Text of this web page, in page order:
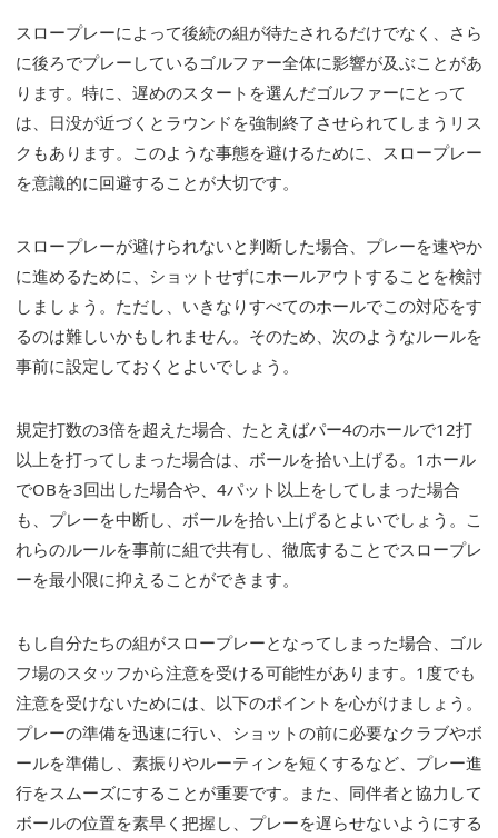
スロープレーによって後続の組が待たされるだけでなく、さら
に後ろでプレーしているゴルファー全体に影響が及ぶことがあ
ります。特に、遅めのスタートを選んだゴルファーにとって
は、日没が近づくとラウンドを強制終了させられてしまうリス
クもあります。このような事態を避けるために、スロープレー
を意識的に回避することが大切です。
スロープレーが避けられないと判断した場合、プレーを速やか
に進めるために、ショットせずにホールアウトすることを検討
しましょう。ただし、いきなりすべてのホールでこの対応をす
るのは難しいかもしれません。そのため、次のようなルールを
事前に設定しておくとよいでしょう。
規定打数の3倍を超えた場合、たとえばパー4のホールで12打
以上を打ってしまった場合は、ボールを拾い上げる。1ホール
でOBを3回出した場合や、4パット以上をしてしまった場合
も、プレーを中断し、ボールを拾い上げるとよいでしょう。こ
れらのルールを事前に組で共有し、徹底することでスロープレ
ーを最小限に抑えることができます。
もし自分たちの組がスロープレーとなってしまった場合、ゴル
フ場のスタッフから注意を受ける可能性があります。1度でも
注意を受けないためには、以下のポイントを心がけましょう。
プレーの準備を迅速に行い、ショットの前に必要なクラブやボ
ールを準備し、素振りやルーティンを短くするなど、プレー進
行をスムーズにすることが重要です。また、同伴者と協力して
ボールの位置を素早く把握し、プレーを遅らせないようにする